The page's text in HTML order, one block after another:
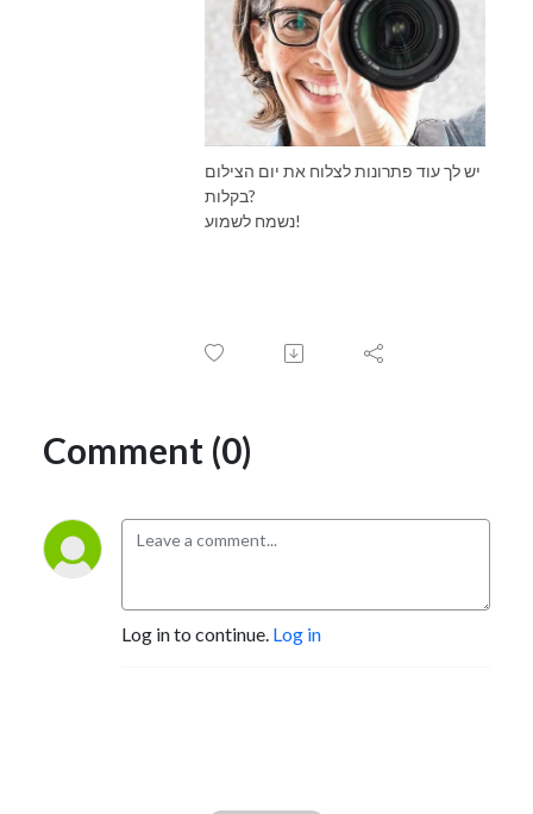
יש לך עוד פתרונות לצלוח את יום הצילום
בקלות?
נשמח לשמוע!
Comment (0)
Log in to continue. Log in